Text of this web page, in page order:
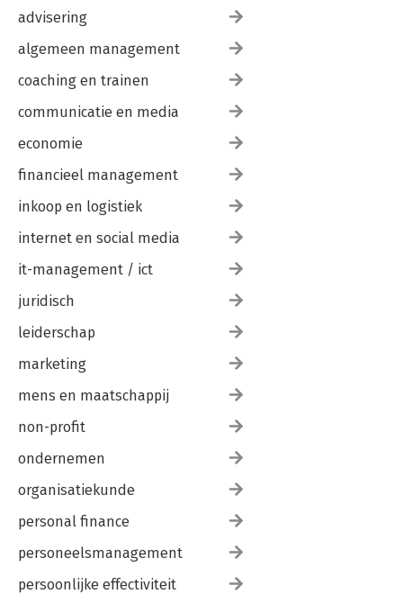
advisering
algemeen management
coaching en trainen
communicatie en media
economie
financieel management
inkoop en logistiek
internet en social media
it-management / ict
juridisch
leiderschap
marketing
mens en maatschappij
non-profit
ondernemen
organisatiekunde
personal finance
personeelsmanagement
persoonlijke effectiviteit